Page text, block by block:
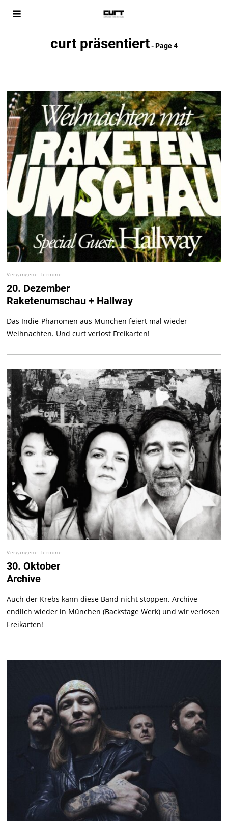
curt präsentiert- Page 4
Vergangene Termine
20. Dezember
Raketenumschau + Hallway
Das Indie-Phänomen aus München feiert mal wieder
Weihnachten. Und curt verlost Freikarten!
Vergangene Termine
30. Oktober
Archive
Auch der Krebs kann diese Band nicht stoppen. Archive
endlich wieder in München (Backstage Werk) und wir verlosen
Freikarten!